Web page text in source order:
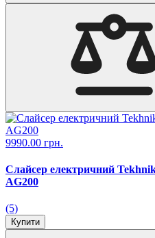
9990.00 грн.
Слайсер електричний
AG200
(5)
Купити